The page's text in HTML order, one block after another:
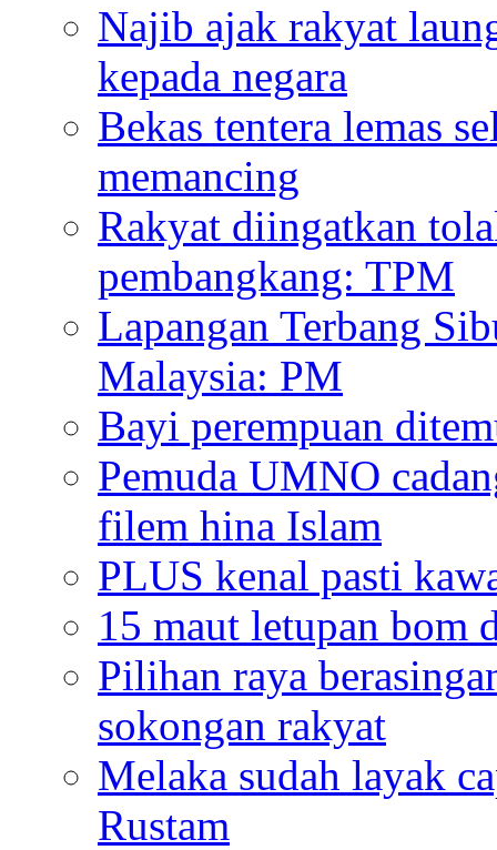
Najib ajak rakyat
kepada negara
Bekas tentera lemas
memancing
Rakyat diingatkan
pembangkang: TPM
Lapangan Terbang
Malaysia: PM
Bayi perempuan
Pemuda UMNO
filem hina Islam
PLUS kenal pasti
15 maut letupan bom
Pilihan raya
sokongan rakyat
Melaka sudah layak
Rustam